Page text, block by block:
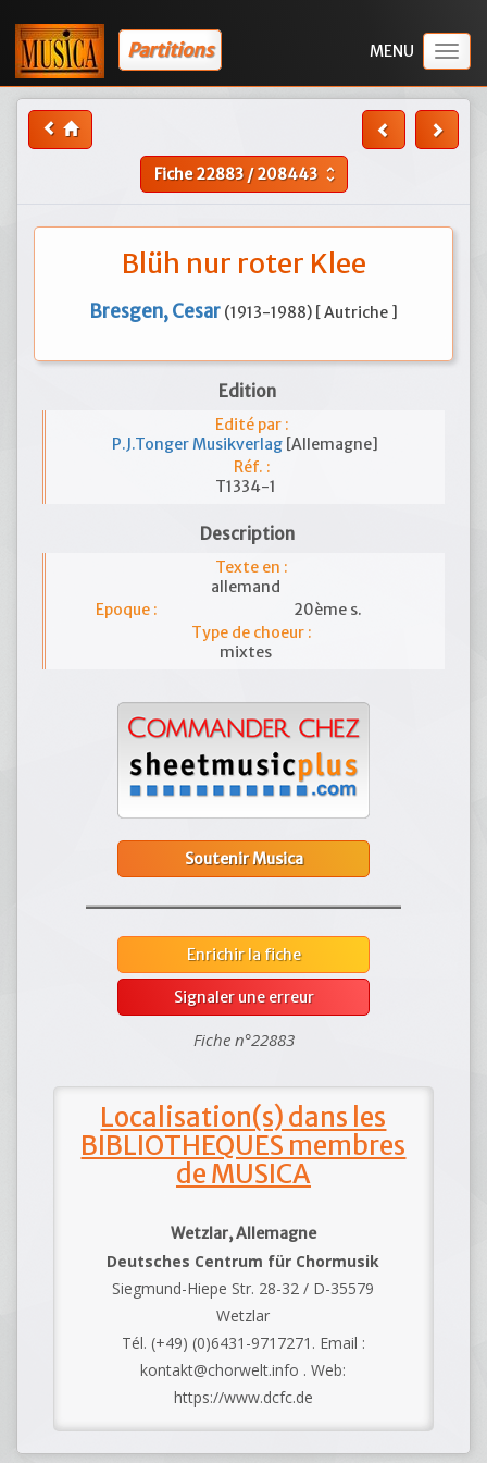
Partitions
Fiche22883/208443 unfold_more
Blüh nur roter Klee
Bresgen, Cesar (1913-1988) [ Autriche ]
Edition
Edité par :
P.J.Tonger Musikverlag [Allemagne]
Réf. :
T1334-1
Description
Texte en :
allemand
Epoque :
20ème s.
Type de choeur :
mixtes
Soutenir Musica
Enrichir la fiche
Signaler une erreur
Fiche n°22883
Localisation(s) dans les
BIBLIOTHEQUES membres
de MUSICA
Wetzlar, Allemagne
Deutsches Centrum für Chormusik
Siegmund-Hiepe Str. 28-32 / D-35579
Wetzlar
Tél. (+49) (0)6431-9717271. Email :
kontakt@chorwelt.info . Web:
https://www.dcfc.de